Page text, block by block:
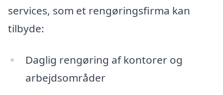
services, som et rengøringsfirma kan
tilbyde:
Daglig rengøring af kontorer og
arbejdsområder